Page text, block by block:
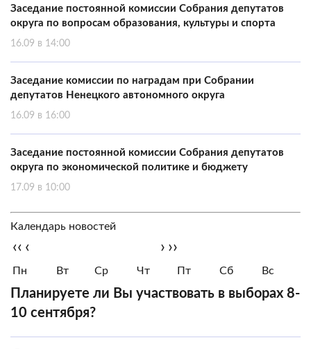
Заседание постоянной комиссии Собрания депутатов
округа по вопросам образования, культуры и спорта
16.09 в 14:00
Заседание комиссии по наградам при Собрании
депутатов Ненецкого автономного округа
16.09 в 16:00
Заседание постоянной комиссии Собрания депутатов
округа по экономической политике и бюджету
17.09 в 10:00
Календарь новостей
‹‹ ‹ › ››
Пн Вт Ср Чт Пт Сб Вс
Планируете ли Вы участвовать в выборах 8-
10 сентября?